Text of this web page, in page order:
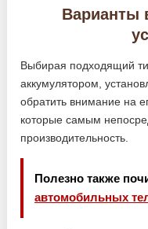
Варианты
Выбирая подходящий
аккумулятором,
обратить внимание на
которые самым
производительность.
Полезно также
автомобильных